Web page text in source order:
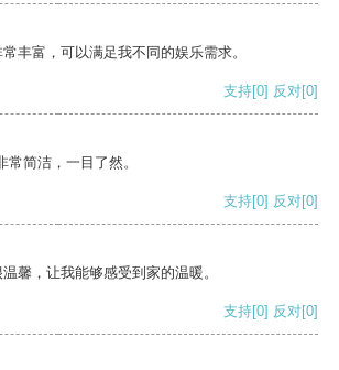
丰富，可以满足我不同的娱乐需求。
支持[0] 反对[0]
简洁，一目了然。
支持[0] 反对[0]
馨，让我能够感受到家的温暖。
支持[0] 反对[0]